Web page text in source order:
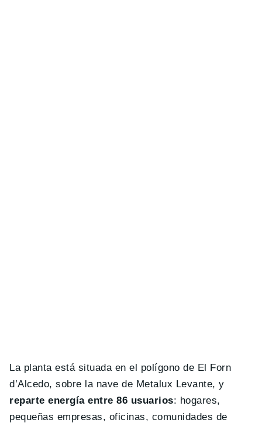
La planta está situada en el polígono de El Forn
d’Alcedo, sobre la nave de Metalux Levante, y
reparte energía entre 86 usuarios: hogares,
pequeñas empresas, oficinas, comunidades de